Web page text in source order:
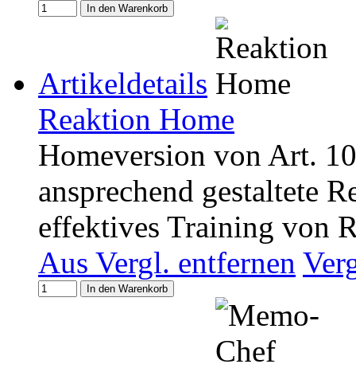
In den Warenkorb
Artikeldetails
Reaktion Home
Homeversion von Art.
ansprechend gestaltete
effektives Training von
Aus Vergl. entfernen
In den Warenkorb